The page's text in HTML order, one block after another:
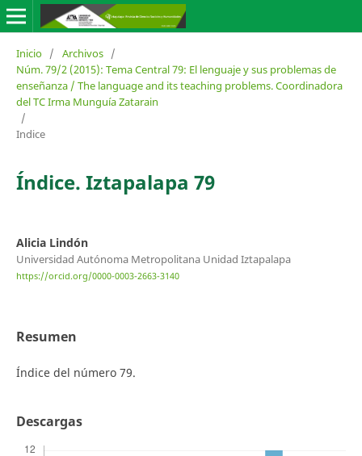
Inicio / Archivos /
Núm. 79/2 (2015): Tema Central 79: El lenguaje y sus problemas de
enseñanza / The language and its teaching problems. Coordinadora
del TC Irma Munguía Zatarain
/
Indice
Índice. Iztapalapa 79
Alicia Lindón
Universidad Autónoma Metropolitana Unidad Iztapalapa
https://orcid.org/0000-0003-2663-3140
Resumen
Índice del número 79.
Descargas